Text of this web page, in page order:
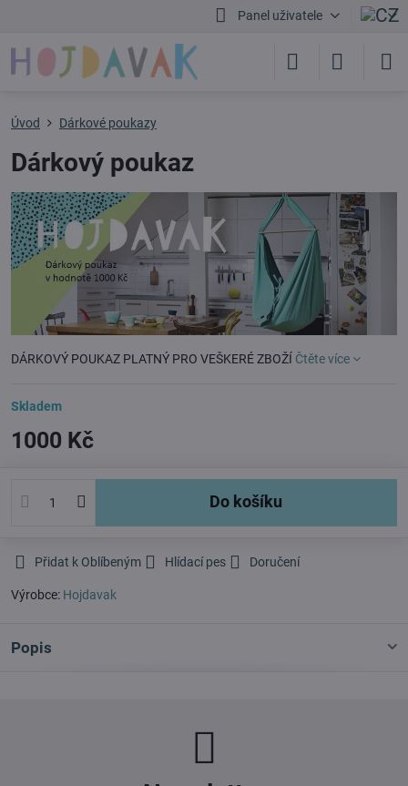
Panel uživatele
Úvod Dárkové poukazy
Dárkový poukaz
DÁRKOVÝ POUKAZ PLATNÝ PRO VEŠKERÉ ZBOŽÍ Čtěte více
Skladem
1000 Kč
Do košíku
Přidat k Oblíbeným Hlídací pes Doručení
Výrobce: Hojdavak
Popis